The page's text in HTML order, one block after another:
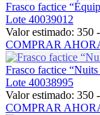
Frasco factice
Lote 40039012
Valor estimado: 350
COMPRAR
Frasco factice
Lote 40038995
Valor estimado: 350
COMPRAR